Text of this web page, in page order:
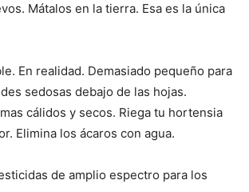
Mátalos en la tierra. Esa es la única
En realidad. Demasiado pequeño para
sedosas debajo de las hojas.
cálidos y secos. Riega tu hortensia
Elimina los ácaros con agua.
de amplio espectro para los